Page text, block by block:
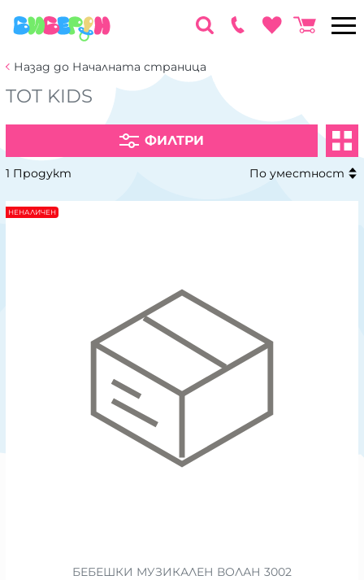
Назад до Началната страница
TOT KIDS
ФИЛТРИ
1 Продукт По уместност
БЕБЕШКИ МУЗИКАЛЕН ВОЛАН 3002
НЕНАЛИЧЕН